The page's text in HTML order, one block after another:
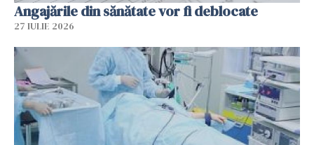
Angajările din sănătate vor fi deblocate
27 IULIE 2026